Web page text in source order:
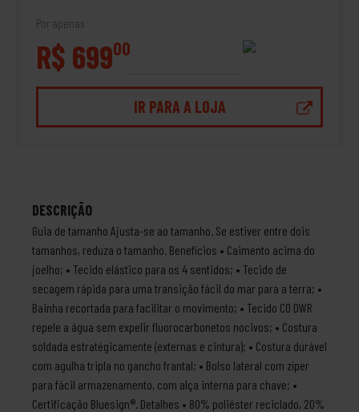
Por apenas
R$ 69900
IR PARA A LOJA
DESCRIÇÃO
Guia de tamanho Ajusta-se ao tamanho. Se estiver entre dois
tamanhos, reduza o tamanho. Benefícios • Caimento acima do
joelho; • Tecido elástico para os 4 sentidos; • Tecido de
secagem rápida para uma transição fácil do mar para a terra; •
Bainha recortada para facilitar o movimento; • Tecido C0 DWR
repele a água sem expelir fluorocarbonetos nocivos; • Costura
soldada estratégicamente (externas e cintura); • Costura durável
com agulha tripla no gancho frantal; • Bolso lateral com zíper
para fácil armazenamento, com alça interna para chave; •
Certificação Bluesign®. Detalhes • 80% poliéster reciclado, 20%